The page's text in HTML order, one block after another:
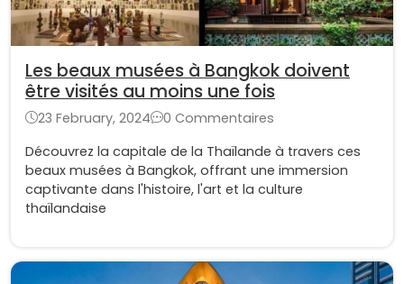
Les beaux musées à Bangkok doivent
être visités au moins une fois
23 February, 2024
0 Commentaires
Découvrez la capitale de la Thaïlande à travers ces
beaux musées à Bangkok, offrant une immersion
captivante dans l'histoire, l'art et la culture
thaïlandaise